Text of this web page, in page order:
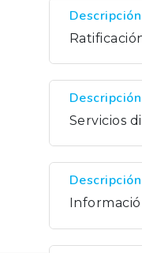
Descripción
Descripción
Servicios
Descripción